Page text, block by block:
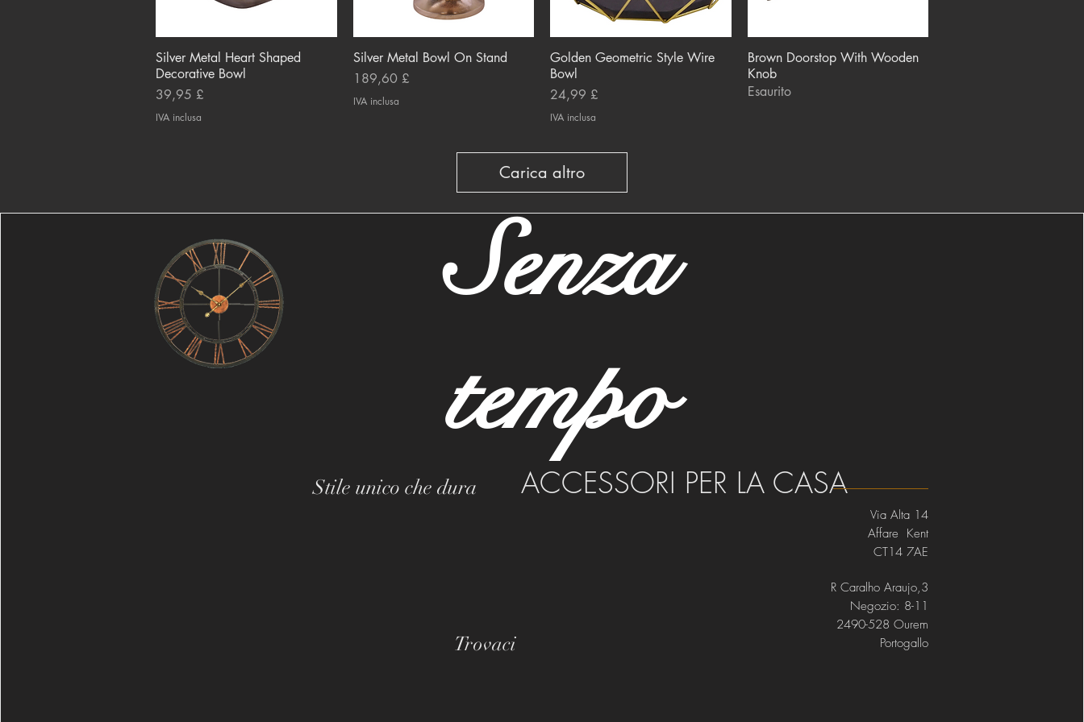
Vista rapida
Silver Metal Heart Shaped
Decorative Bowl
Prezzo
39,95 £
IVA inclusa
Vista rapida
Silver Metal Bowl On Stand
Prezzo
189,60 £
IVA inclusa
Vista rapida
Golden Geometric Style Wire
Bowl
Prezzo
24,99 £
IVA inclusa
Vista rapida
Brown Doorstop With Wooden
Knob
Esaurito
Carica altro
ACCESSORI PER LA CASA
Stile unico che dura
Senza
tempo
Trovaci
Via Alta 14
Affare Kent
CT14 7AE
R Caralho Araujo,3
Negozio: 8-11
2490-528 Ourem
Portogallo